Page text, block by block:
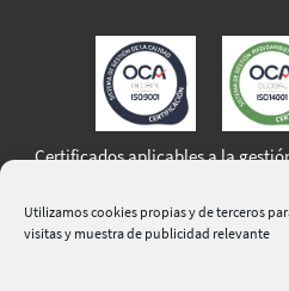
Utilizamos cookies propias y de terceros
visitas y muestra de publicidad relevante
Certificados aplicables a la